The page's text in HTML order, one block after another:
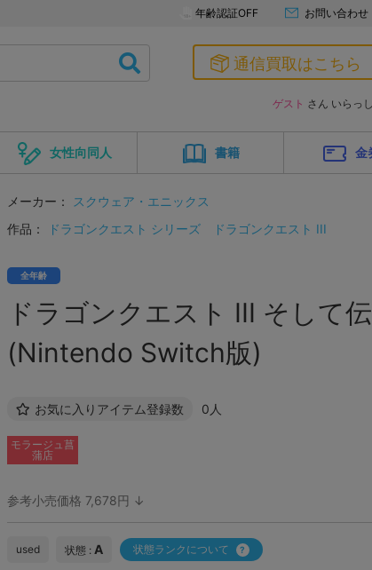
年齢認証OFF お問い合わせ
通信買取はこちら
ゲスト さん いらっ
女性向同人 書籍 金
メーカー：
スクウェア・エニックス
作品：
ドラゴンクエスト シリーズ ドラゴンクエスト III
全年齢
ドラゴンクエスト III そして
(Nintendo Switch版)
お気に入りアイテム登録数 0人
モラージュ菖
蒲店
参考小売価格 7,678円 ↓
used 状態 : A 状態ランクについて